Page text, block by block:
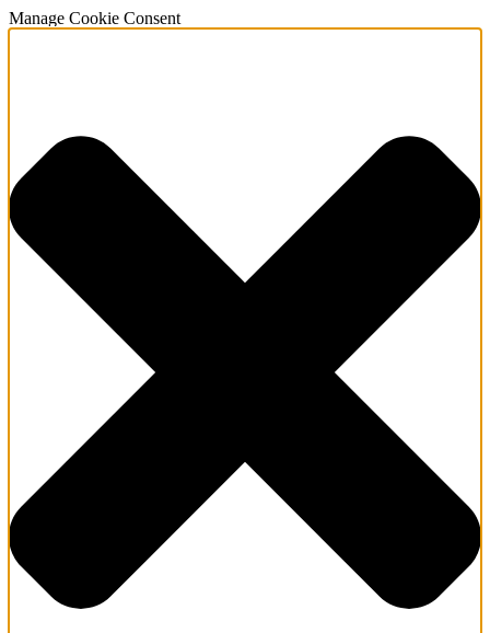
Manage Cookie Consent